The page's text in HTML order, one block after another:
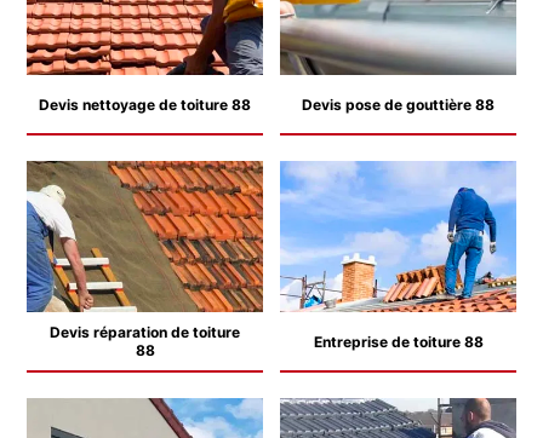
Devis nettoyage de toiture 88 Devis pose de gouttière 88
Devis réparation de toiture
88
Entreprise de toiture 88